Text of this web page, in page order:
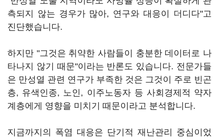
측되지 않는 경우가 많아, 연구와 대응이 더디다"고
진단했습니다.
하지만 "그것은 취약한 사람들이 충분한 데이터로 나
타나지 않기 때문"이라는 반론도 있습니다. 전문가들
은 만성열 관련 연구가 부족한 것은 그것이 주로 빈곤
층, 유색인종, 노인, 이주노동자 등 사회경제적 약자
계층에게 영향을 미치기 때문이라고 분석합니다.
지금까지의 폭염 대응은 단기적 재난관리 중심이었